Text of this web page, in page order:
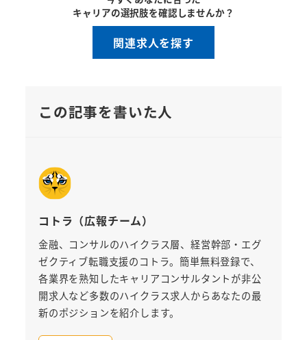
キャリアの選択肢を確認しませんか？
関連求人を探す
この記事を書いた人
コトラ（広報チーム）
金融、コンサルのハイクラス層、経営幹部・エグ
ゼクティブ転職支援のコトラ。簡単無料登録で、
各業界を熟知したキャリアコンサルタントが非公
開求人など多数のハイクラス求人からあなたの最
新のポジションを紹介します。